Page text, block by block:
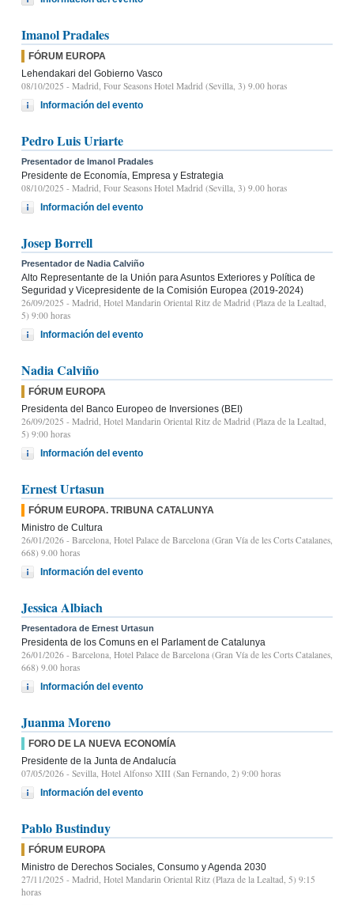
Imanol Pradales
FÓRUM EUROPA
Lehendakari del Gobierno Vasco
08/10/2025 - Madrid, Four Seasons Hotel Madrid (Sevilla, 3) 9.00 horas
Información del evento
Pedro Luis Uriarte
Presentador de Imanol Pradales
Presidente de Economía, Empresa y Estrategia
08/10/2025 - Madrid, Four Seasons Hotel Madrid (Sevilla, 3) 9.00 horas
Información del evento
Josep Borrell
Presentador de Nadia Calviño
Alto Representante de la Unión para Asuntos Exteriores y Política de
Seguridad y Vicepresidente de la Comisión Europea (2019-2024)
26/09/2025 - Madrid, Hotel Mandarin Oriental Ritz de Madrid (Plaza de la Lealtad,
5) 9:00 horas
Información del evento
Nadia Calviño
FÓRUM EUROPA
Presidenta del Banco Europeo de Inversiones (BEI)
26/09/2025 - Madrid, Hotel Mandarin Oriental Ritz de Madrid (Plaza de la Lealtad,
5) 9:00 horas
Información del evento
Ernest Urtasun
FÓRUM EUROPA. TRIBUNA CATALUNYA
Ministro de Cultura
26/01/2026 - Barcelona, Hotel Palace de Barcelona (Gran Vía de les Corts Catalanes,
668) 9.00 horas
Información del evento
Jessica Albiach
Presentadora de Ernest Urtasun
Presidenta de los Comuns en el Parlament de Catalunya
26/01/2026 - Barcelona, Hotel Palace de Barcelona (Gran Vía de les Corts Catalanes,
668) 9.00 horas
Información del evento
Juanma Moreno
FORO DE LA NUEVA ECONOMÍA
Presidente de la Junta de Andalucía
07/05/2026 - Sevilla, Hotel Alfonso XIII (San Fernando, 2) 9:00 horas
Información del evento
Pablo Bustinduy
FÓRUM EUROPA
Ministro de Derechos Sociales, Consumo y Agenda 2030
27/11/2025 - Madrid, Hotel Mandarin Oriental Ritz (Plaza de la Lealtad, 5) 9:15
horas